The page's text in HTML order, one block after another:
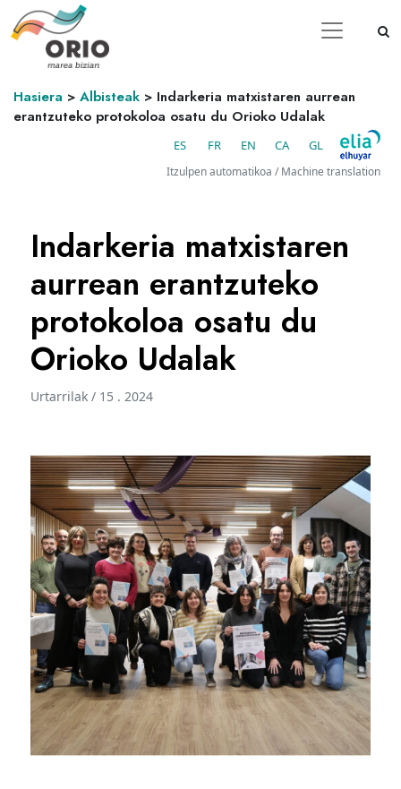
Hasiera > Albisteak > Indarkeria matxistaren aurrean
erantzuteko protokoloa osatu du Orioko Udalak
ES FR EN CA GL
Itzulpen automatikoa / Machine translation
Indarkeria matxistaren
aurrean erantzuteko
protokoloa osatu du
Orioko Udalak
Urtarrilak / 15 . 2024